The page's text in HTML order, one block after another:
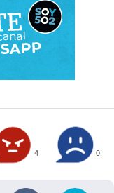
4 0